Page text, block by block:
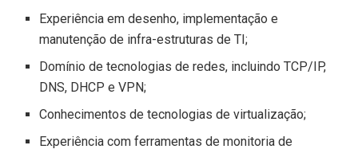
Experiência em desenho, implementação e
manutenção de infra-estruturas de TI;
Domínio de tecnologias de redes, incluindo TCP/IP,
DNS, DHCP e VPN;
Conhecimentos de tecnologias de virtualização;
Experiência com ferramentas de monitoria de